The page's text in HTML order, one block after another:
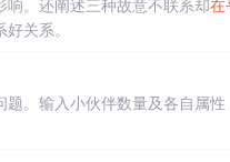
。还阐述三种故意不联系却在
关系。
题。输入小伙伴数量及各自属性